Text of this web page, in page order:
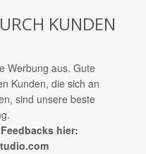
KUNDEN
Werbung aus. Gute
Kunden, die sich an
sind unsere beste
hier: